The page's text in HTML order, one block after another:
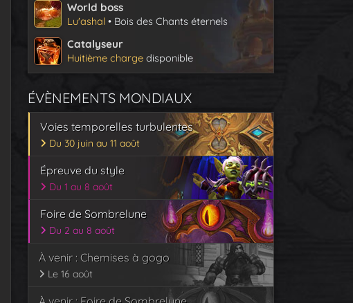
World boss
Lu'ashal • Bois des Chants éternels
Catalyseur
Huitième charge disponible
ÉVÈNEMENTS MONDIAUX
Voies temporelles turbulentes
Du 30 juin au 11 août
Épreuve du style
Du 1 au 8 août
Foire de Sombrelune
Du 2 au 8 août
À venir : Chemises à gogo
Le 16 août